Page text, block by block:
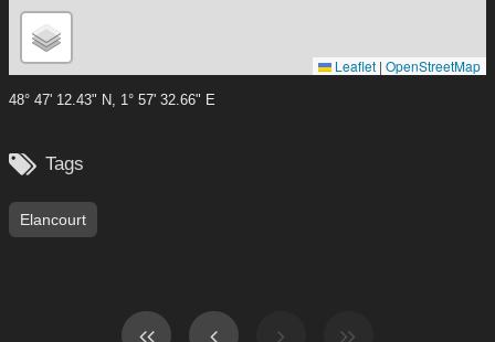
Leaflet | OpenStreetMap
48° 47' 12.43" N, 1° 57' 32.66" E
 Tags
Elancourt